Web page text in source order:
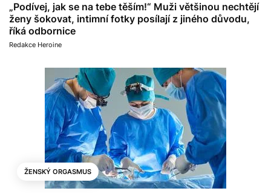
„Podívej, jak se na tebe těším!“ Muži většinou nechtějí
ženy šokovat, intimní fotky posílají z jiného důvodu,
říká odbornice
Redakce Heroine
ŽENSKÝ ORGASMUS